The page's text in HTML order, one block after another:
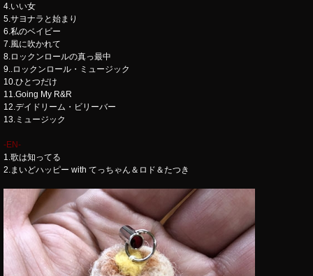
4.いい女
5.サヨナラと始まり
6.私のベイビー
7.風に吹かれて
8.ロックンロールの真っ最中
9..ロックンロール・ミュージック
10.ひとつだけ
11.Going My R&R
12.デイドリーム・ビリーバー
13.ミュージック
-EN-
1.歌は知ってる
2.まいどハッピー with てっちゃん＆ロド＆たつき